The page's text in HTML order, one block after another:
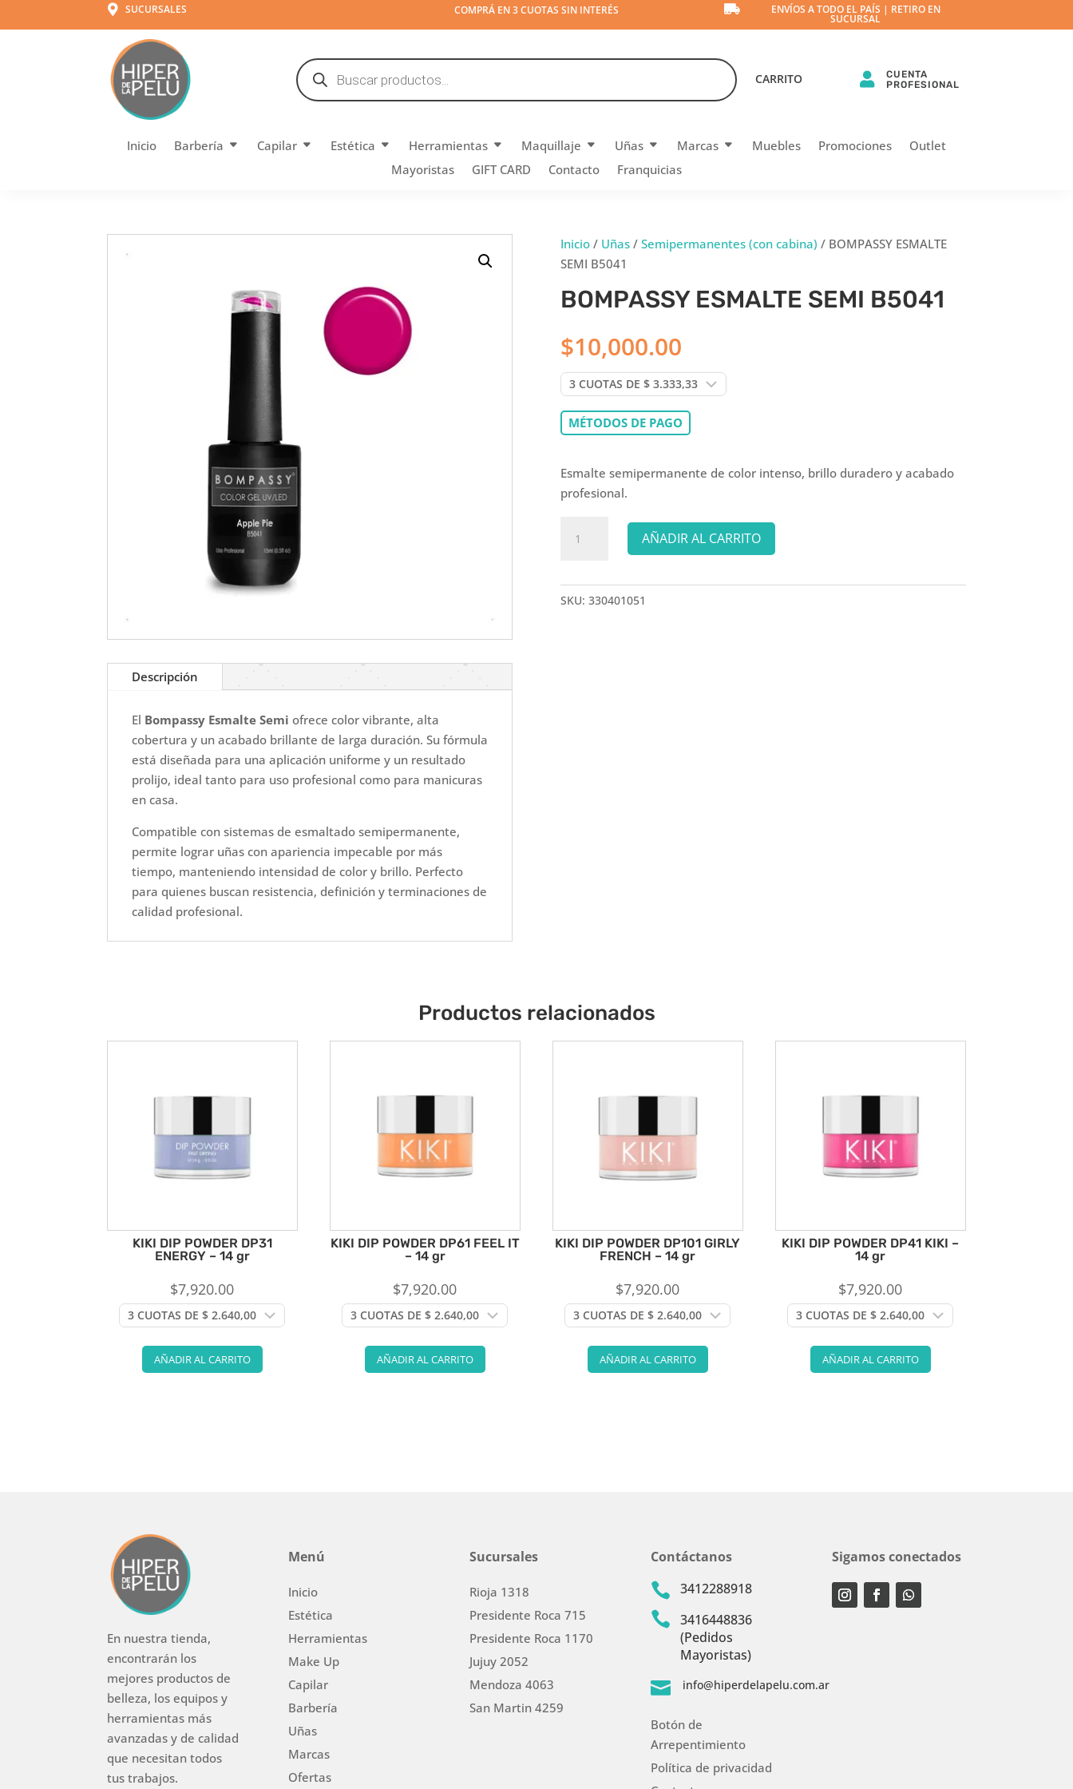
 SUCURSALES COMPRÁ EN 3 CUOTAS SIN INTERÉS  ENVÍOS A TODO EL PAÍS | RETIRO EN
SUCURSAL
Búsqueda
de
productos 
CUENTA
PROFESIONAL
CARRITO
Inicio Barbería Capilar Estética Herramientas Maquillaje Uñas Marcas Muebles Promociones
Outlet
Mayoristas
GIFT CARD Contacto Franquicias
Descripción
El Bompassy Esmalte Semi ofrece color vibrante, alta
cobertura y un acabado brillante de larga duración. Su fórmula
está diseñada para una aplicación uniforme y un resultado
prolijo, ideal tanto para uso profesional como para manicuras
en casa.
Compatible con sistemas de esmaltado semipermanente,
permite lograr uñas con apariencia impecable por más
tiempo, manteniendo intensidad de color y brillo. Perfecto
para quienes buscan resistencia, definición y terminaciones de
calidad profesional.
Inicio/ Uñas/ Semipermanentes (con cabina) / BOMPASSY ESMALTE
SEMI B5041
BOMPASSY ESMALTE SEMI B5041
$10,000.00
MÉTODOS DE PAGO
Esmalte semipermanente de color intenso, brillo duradero y acabado
profesional.
ESMALTE
B5041
cantidad
AÑADIR AL CARRITO
SKU: 330401051
Productos relacionados
KIKI DIP POWDER DP31
ENERGY – 14 gr
$7,920.00
AÑADIR AL CARRITO
KIKI DIP POWDER DP61 FEEL IT
– 14 gr
$7,920.00
AÑADIR AL CARRITO
KIKI DIP POWDER DP101 GIRLY
FRENCH – 14 gr
$7,920.00
AÑADIR AL CARRITO
KIKI DIP POWDER DP41 KIKI –
14 gr
$7,920.00
AÑADIR AL CARRITO
En nuestra tienda,
encontrarán los
mejores productos de
belleza, los equipos y
herramientas más
avanzadas y de calidad
que necesitan todos
tus trabajos.
Menú
Inicio
Estética
Herramientas
Make Up
Capilar
Barbería
Uñas
Marcas
Ofertas
Sucursales
Rioja 1318
Presidente Roca 715
Presidente Roca 1170
Jujuy 2052
Mendoza 4063
San Martin 4259
Contáctanos
 3412288918

3416448836
(Pedidos
Mayoristas)
 info@hiperdelapelu.com.ar
Botón de
Arrepentimiento
Política de privacidad
Sigamos conectados